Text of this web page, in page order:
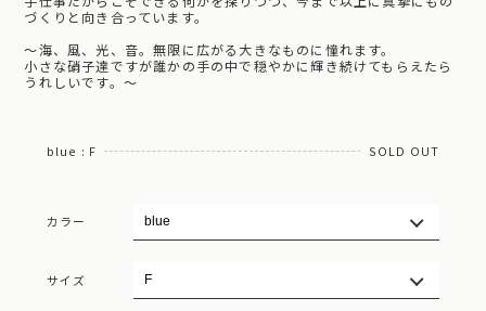
づくりと向き合っています。
～海、風、光、音。無限に広がる大きなものに憧れます。
小さな硝子達ですが誰かの手の中で穏やかに輝き続けてもらえたら
うれしいです。～
blue : F SOLD OUT
カラー
サイズ